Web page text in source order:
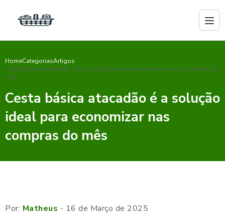
HomeCategoriasArtigos
Cesta básica atacadão é a solução ideal para economizar nas compras do
mês
Cesta básica atacadão é a solução
ideal para economizar nas
compras do mês
Por: Matheus - 16 de Março de 2025